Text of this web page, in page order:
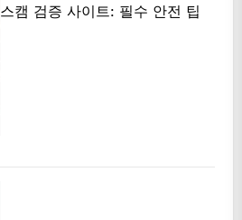
스캠 검증 사이트: 필수 안전 팁